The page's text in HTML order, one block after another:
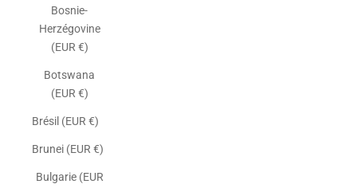
Bosnie-
Herzégovine
(EUR €)
Botswana
(EUR €)
Brésil (EUR €)
Brunei (EUR €)
Bulgarie (EUR